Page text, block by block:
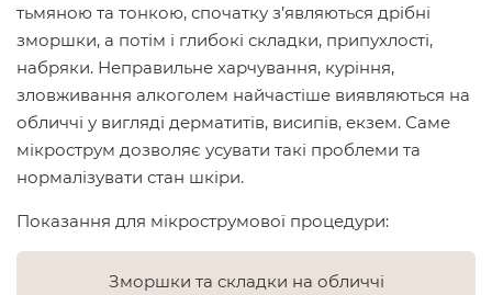
тьмяною та тонкою, спочатку з’являються дрібні
зморшки, а потім і глибокі складки, припухлості,
набряки. Неправильне харчування, куріння,
зловживання алкоголем найчастіше виявляються на
обличчі у вигляді дерматитів, висипів, екзем. Саме
мікрострум дозволяє усувати такі проблеми та
нормалізувати стан шкіри.
Показання для мікрострумової процедури:
Зморшки та складки на обличчі